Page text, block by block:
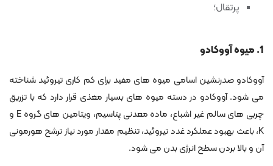
پرتقال؛
1. میوه آووکادو
آووکادو صدرنشین اسامی میوه های مفید برای کم کاری تیروئید شناخته
می شود. آووکادو در دسته میوه های بسیار مغذی قرار دارد که با تزریق
چربی های سالم غیر اشباع، ماده معدنی پتاسیم، ویتامین های گروه E و
K، باعث بهبود عملکرد غدد تیروئید، تنظیم مقدار مورد نیاز ترشح هورمونی
آن و بالا بردن سطح انرژی بدن می شود.